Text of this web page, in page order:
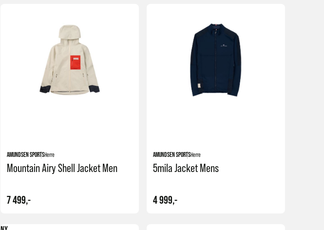
AMUNDSEN SPORTSHerre
Mountain Airy Shell Jacket Men
7 499,-
AMUNDSEN SPORTSHerre
5mila Jacket Mens
4 999,-